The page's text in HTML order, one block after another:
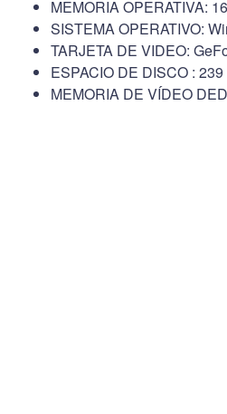
MEMORIA OPERATIVA:
SISTEMA OPERATIVO:
TARJETA DE VIDEO:
ESPACIO DE DISCO : 239
MEMORIA DE VÍDEO